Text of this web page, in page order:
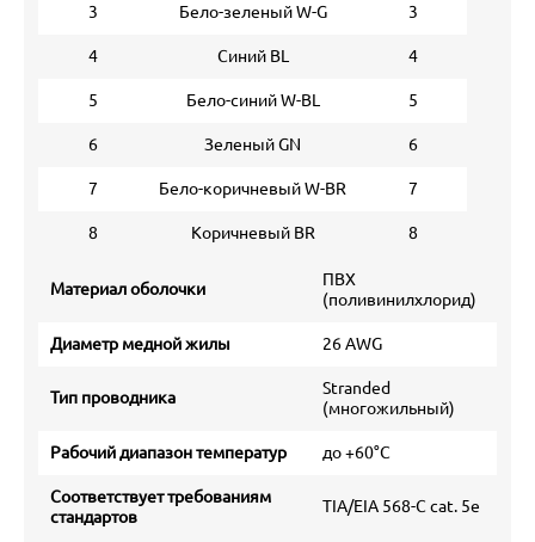
3 Бело-зеленый W-G 3
4 Синий BL 4
5 Бело-синий W-BL 5
6 Зеленый GN 6
7 Бело-коричневый W-BR 7
8 Коричневый BR 8
Материал оболочки
ПВХ
(поливинилхлорид)
Диаметр медной жилы 26 AWG
Тип проводника
Stranded
(многожильный)
Рабочий диапазон температур до +60°С
Соответствует требованиям
стандартов
TIA/EIA 568-C cat. 5e